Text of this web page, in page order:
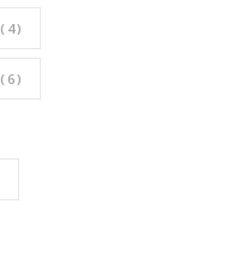
(4)
(6)